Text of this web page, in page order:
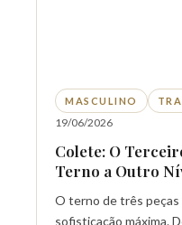
MASCULINO
19/06/2026
Colete: O
Terno a Outro
O terno de três
sofisticação máxima.